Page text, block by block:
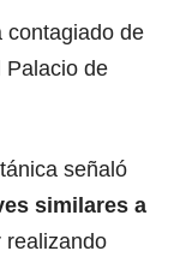
contagiado de
Palacio de
señaló
similares a
realizando